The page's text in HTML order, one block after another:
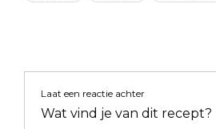
Laat een reactie achter
Wat vind je van dit recept?